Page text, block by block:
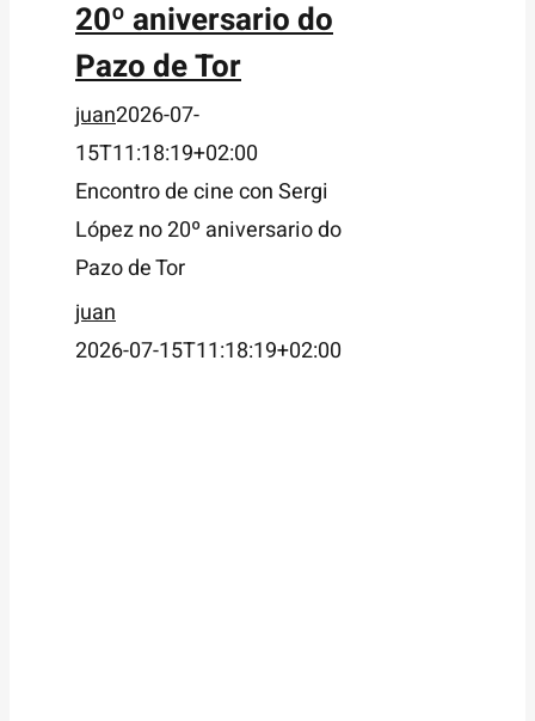
20º aniversario do
Pazo de Tor
juan2026-07-
15T11:18:19+02:00
Encontro de cine con Sergi
López no 20º aniversario do
Pazo de Tor
juan
2026-07-15T11:18:19+02:00